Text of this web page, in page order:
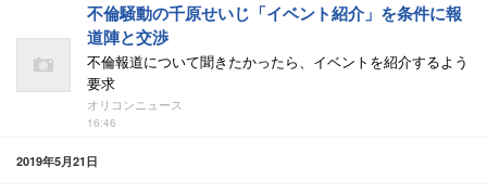
不倫騒動の千原せいじ「イベント紹介」を条件に報
道陣と交渉
不倫報道について聞きたかったら、イベントを紹介するよう
要求
オリコンニュース
16:46
2019年5月21日